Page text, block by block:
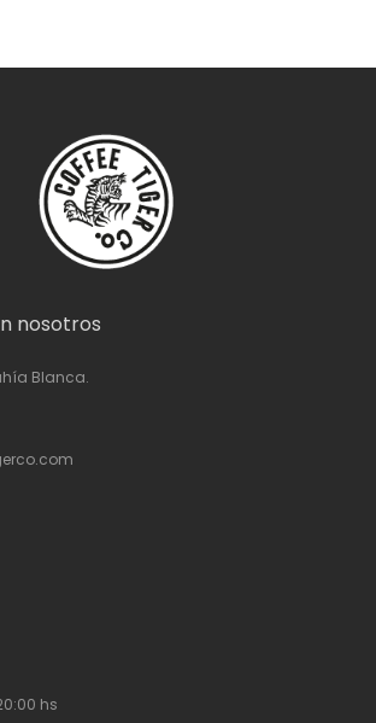
nosotros
Blanca.
hs